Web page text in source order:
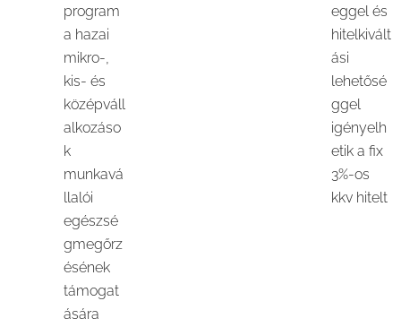
program
a hazai
mikro-,
kis- és
középváll
alkozáso
k
munkavá
llalói
egészsé
gmegőrz
ésének
támogat
ására
eggel és
hitelkivált
ási
lehetősé
ggel
igényelh
etik a fix
3%-os
kkv hitelt